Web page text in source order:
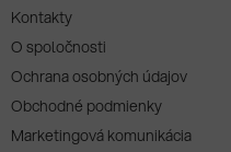
Kontakty
O spoločnosti
Ochrana osobných údajov
Obchodné podmienky
Marketingová komunikácia